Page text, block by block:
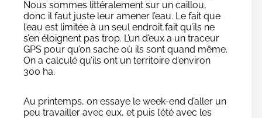
Nous sommes littéralement sur un caillou,
donc il faut juste leur amener l’eau. Le fait que
l’eau est limitée à un seul endroit fait qu’ils ne
s’en éloignent pas trop. L’un d’eux a un traceur
GPS pour qu’on sache où ils sont quand même.
On a calculé qu’ils ont un territoire d’environ
300 ha.
Au printemps, on essaye le week-end d’aller un
peu travailler avec eux, et puis l’été avec les